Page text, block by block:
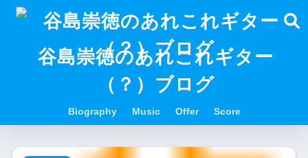
谷島崇徳のあれこれギター
（？）ブログ
Biography Music Offer Score